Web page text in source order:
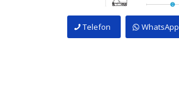
Telefon WhatsApp